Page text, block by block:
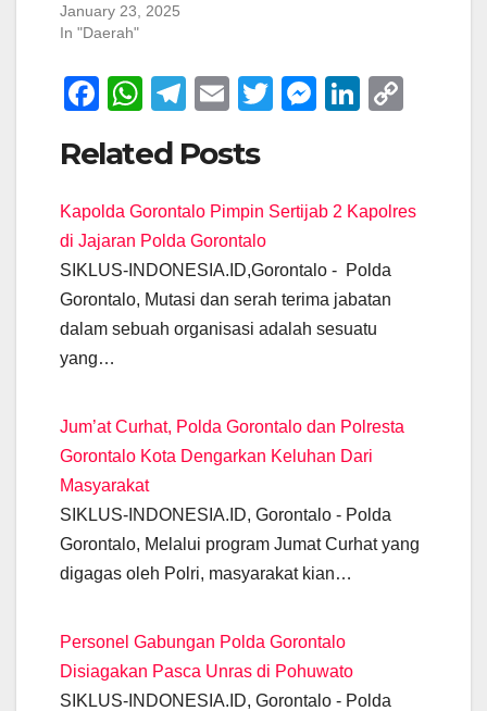
January 23, 2025
In "Daerah"
F
c
e
b
o
o
k
W
at
s
A
p
p
T
e
gr
a
m
E
ail
T
er
M
e
g
er
Li
e
dI
n
y
Related Posts
Kapolda Gorontalo Pimpin Sertijab 2 Kapolres
di Jajaran Polda Gorontalo
SIKLUS-INDONESIA.ID,Gorontalo - Polda
Gorontalo, Mutasi dan serah terima jabatan
dalam sebuah organisasi adalah sesuatu
yang…
Jum’at Curhat, Polda Gorontalo dan Polresta
Gorontalo Kota Dengarkan Keluhan Dari
Masyarakat
SIKLUS-INDONESIA.ID, Gorontalo - Polda
Gorontalo, Melalui program Jumat Curhat yang
digagas oleh Polri, masyarakat kian…
Personel Gabungan Polda Gorontalo
Disiagakan Pasca Unras di Pohuwato
SIKLUS-INDONESIA.ID, Gorontalo - Polda